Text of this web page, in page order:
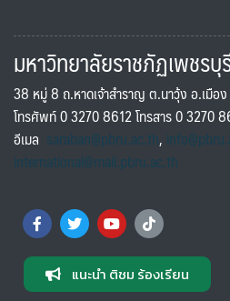
มหาวิทยาลัยราชภัฏเพชรบุ
38 หมู่ 8 ถ.หาดเจ้าสำราญ ต.นาวุ้ง อ.เมือ
โทรศัพท์ 0 3270 8612 โทรสาร 0 3270
อีเมล saraban@pbru.ac.th,
international@mail.pbru.ac.th
แนะนำ ติชม ร้องเรียน